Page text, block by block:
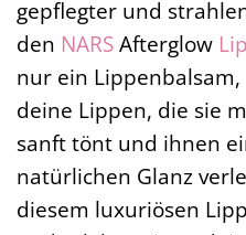
gepflegter und
den NARSAfterglow
nur ein
deine Lippen, die sie
sanft tönt und ihnen
natürlichen Glanz
diesem luxuriösen